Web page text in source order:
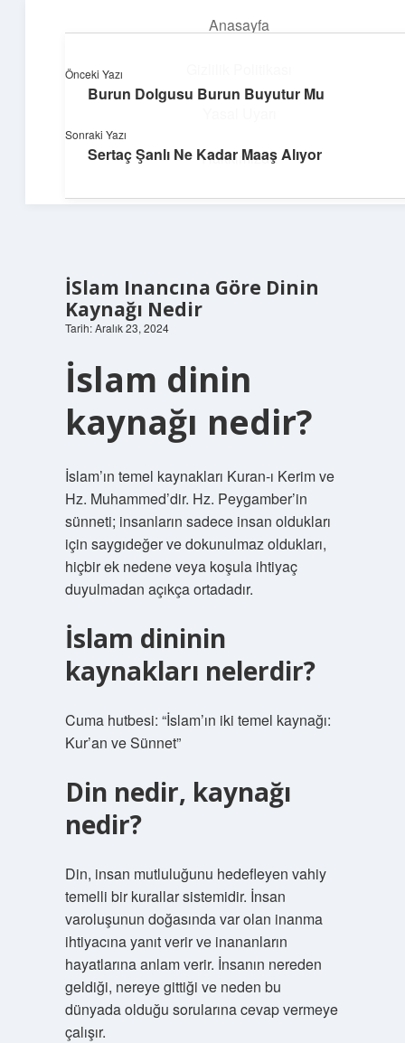
Anasayfa
Hakkımızda
Teknoloji ve İlham
Dijital dünyada keyifli bir macera!
İSlam Inancına Göre Dinin
Kaynağı Nedir
Tarih: Aralık 23, 2024
İslam dinin
kaynağı nedir?
İslam’ın temel kaynakları Kuran-ı Kerim ve
Hz. Muhammed’dir. Hz. Peygamber’in
sünneti; insanların sadece insan oldukları
için saygıdeğer ve dokunulmaz oldukları,
hiçbir ek nedene veya koşula ihtiyaç
duyulmadan açıkça ortadadır.
İslam dininin
kaynakları nelerdir?
Cuma hutbesi: “İslam’ın iki temel kaynağı:
Kur’an ve Sünnet”
Din nedir, kaynağı
nedir?
Din, insan mutluluğunu hedefleyen vahiy
temelli bir kurallar sistemidir. İnsan
varoluşunun doğasında var olan inanma
ihtiyacına yanıt verir ve inananların
hayatlarına anlam verir. İnsanın nereden
geldiği, nereye gittiği ve neden bu
dünyada olduğu sorularına cevap vermeye
çalışır.
Önceki Yazı
Burun Dolgusu Burun Buyutur Mu
Sonraki Yazı
Sertaç Şanlı Ne Kadar Maaş Alıyor